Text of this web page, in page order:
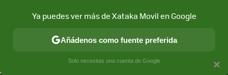
CONECTIVIDAD MÓVIL Y SOCIEDAD APLICACIONES
×
Ya puedes ver más de Xataka Movil en Google
Añádenos como fuente preferida
Solo necesitas una cuenta de Google